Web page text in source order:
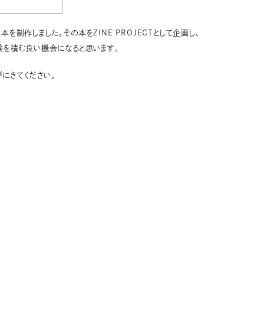
制作しました。その本をZINE PROJECTとして企画し、
積む良い機会になると思います。
きてください。